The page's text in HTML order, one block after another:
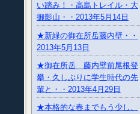
い踏み！・高島トレイル・大
御影山・・2013年5月14日
★新緑の御在所岳藤内壁・・
2013年5月13日
★御在所岳 藤内壁前尾根登
攀・久しぶりに学生時代の先
輩と・・2013年4月29日
★本格的な春までもう少し、